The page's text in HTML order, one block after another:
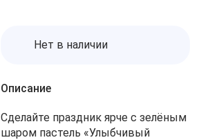
Нет в наличии
Описание
Сделайте праздник ярче с зелёным
шаром пастель «Улыбчивый